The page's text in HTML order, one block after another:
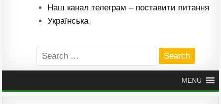
Наш канал телеграм – поставити питання
Українська
Search
for:
MENU